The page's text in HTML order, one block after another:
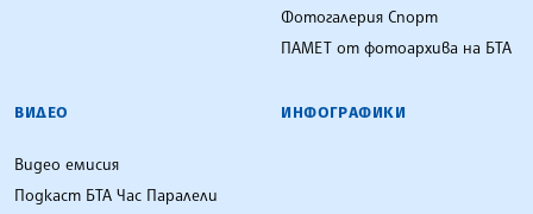
Фотогалерия Спорт
ПАМЕТ от фотоархива на БТА
ВИДЕО
Видео емисия
Подкаст БТА Час Паралели
ИНФОГРАФИКИ